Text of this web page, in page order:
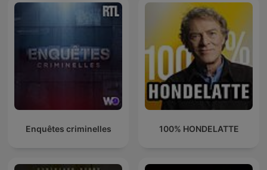
Enquêtes criminelles 100% HONDELATTE